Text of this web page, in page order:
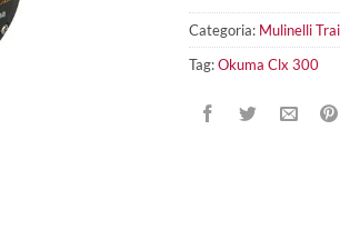
Categoria: Mulinelli
Tag:Okuma Clx 300